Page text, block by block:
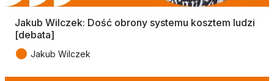
Jakub Wilczek: Dość obrony systemu kosztem ludzi
[debata]
● Jakub Wilczek